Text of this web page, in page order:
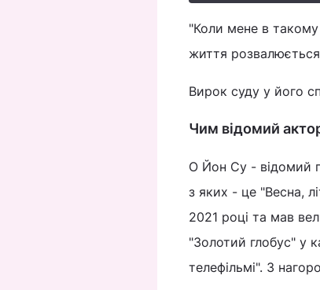
"Коли мене в такому
життя
Вирок суду у його
Чим відомий
О Йон Су - відомий
з яких - це "Весна,
2021 році та мав
"Золотий глобус" у
телефільмі". З